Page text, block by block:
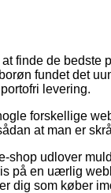
finde de bedste
fundet det
levering.
forskellige
at man er
shop udlover
på en uærlig
dig som køber